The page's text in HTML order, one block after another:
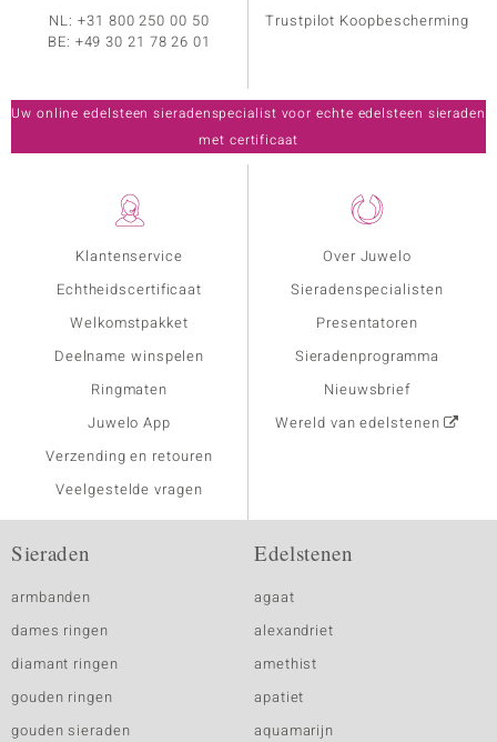
Klantenservice
Echtheidscertificaat
Welkomstpakket
Deelname winspelen
Ringmaten
Juwelo App
Verzending en retouren
Veelgestelde vragen
Over Juwelo
Sieradenspecialisten
Presentatoren
Sieradenprogramma
Nieuwsbrief
Wereld van edelstenen
NL:+31 800 250 00 50
BE: +49 30 21 78 26 01
Trustpilot Koopbescherming
Uw online edelsteen sieradenspecialist voor echte edelsteen sieraden
met certificaat
Sieraden
armbanden
dames ringen
diamant ringen
gouden ringen
gouden sieraden
Edelstenen
agaat
alexandriet
amethist
apatiet
aquamarijn